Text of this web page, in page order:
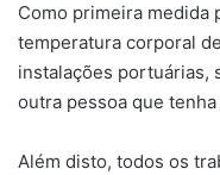
Como primeira medida
temperatura corporal
instalações portuárias,
outra pessoa que
Além disto, todos os